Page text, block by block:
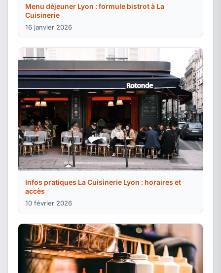
Menu déjeuner Lyon : formule bistrot à La
Cuisinerie
16 janvier 2026
Infos pratiques La Cuisinerie Lyon : horaires et
accès
10 février 2026